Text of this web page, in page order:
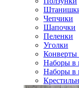
Чепчики
Шапочки
Пеленки
Уголки
Конверты
Наборы в
Наборы в